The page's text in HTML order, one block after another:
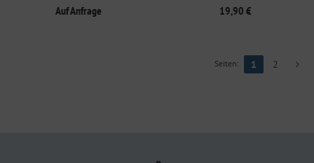
Auf Anfrage 19,90 €
Seiten: 1 2